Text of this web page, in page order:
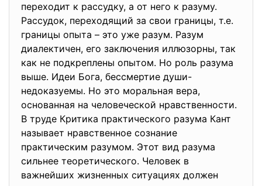
переходит к рассудку, а от него к разуму.
Рассудок, переходящий за свои границы, т.е.
границы опыта – это уже разум. Разум
диалектичен, его заключения иллюзорны, так
как не подкреплены опытом. Но роль разума
выше. Идеи Бога, бессмертие души-
недоказуемы. Но это моральная вера,
основанная на человеческой нравственности.
В труде Критика практического разума Кант
называет нравственное сознание
практическим разумом. Этот вид разума
сильнее теоретического. Человек в
важнейших жизненных ситуациях должен